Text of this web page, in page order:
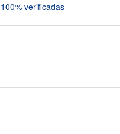
verificadas